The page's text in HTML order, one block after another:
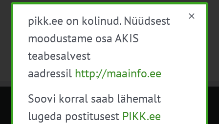
METK NÕUANDETEENISTUS
pikk.ee on kolinud. Nüüdsest
moodustame osa AKIS
teabesalvest
aadressil http://maainfo.ee
Soovi korral saab lähemalt
lugeda postitusest PIKK.ee